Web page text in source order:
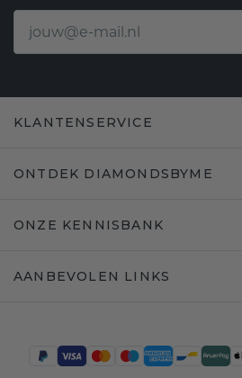
KLANTENSERVICE
ONTDEK DIAMONDSBYME
ONZE KENNISBANK
AANBEVOLEN LINKS